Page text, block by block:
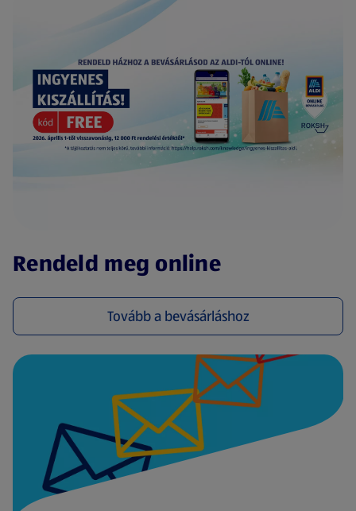
Rendeld meg online
Tovább a bevásárláshoz
(új oldalon nyílik meg)